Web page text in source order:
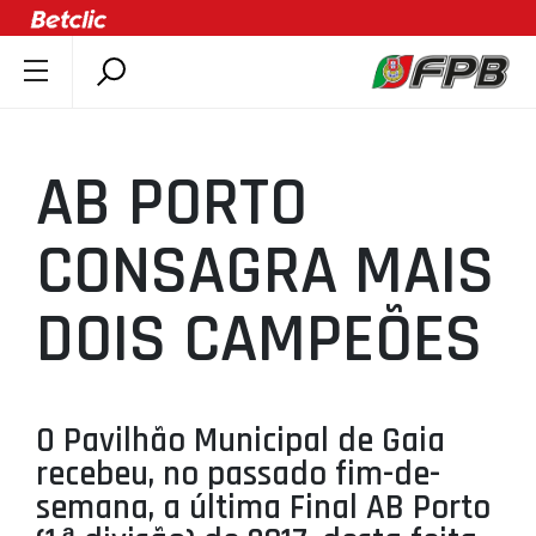
ÚLTIMAS
COMPETIÇÕES
ASSOCIAÇÕES
CLUBES
AGENTES
SELEÇÕES
MINIBASQUETE
AB PORTO
CONSAGRA MAIS
DOIS CAMPEÕES
O Pavilhão Municipal de Gaia
recebeu, no passado fim-de-
semana, a última Final AB Porto